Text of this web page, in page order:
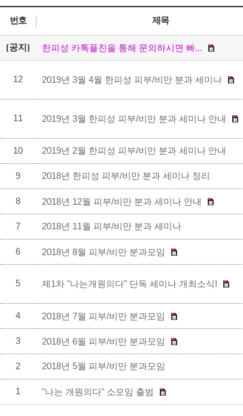
번호 제목
[공지] 한피성 카톡플친을 통해 문의하시면 빠...
12 2019년 3월 4월 한피성 피부/비만 분과 세미나
11 2019년 3월 한피성 피부/비만 분과 세미나 안내
10 2019년 2월 한피성 피부/비만 분과 세미나 안내
9 2018년 한피성 피부/비만 분과 세미나 정리
8 2018년 12월 피부/비만 분과 세미나 안내
7 2018년 11월 피부/비만 분과 세미나
6 2018년 8월 피부/비만 분과모임
5 제1차 "나는개원의다" 단독 세미나 개최소식!
4 2018년 7월 피부/비만 분과모임
3 2018년 6월 피부/비만 분과모임
2 2018년 5월 피부/비만 분과모임
1 "나는 개원의다" 소모임 출범